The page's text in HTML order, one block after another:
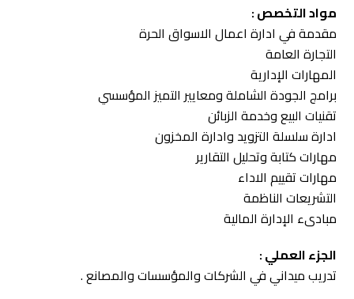
مواد التخصص :
مقدمة في ادارة اعمال الاسواق الحرة
التجارة العامة
المهارات الإدارية
برامج الجودة الشاملة ومعايير التميز المؤسسي
تقنيات البيع وخدمة الزبائن
ادارة سلسلة التزويد وادارة المخزون
مهارات كتابة وتحليل التقارير
مهارات تقييم الاداء
التشريعات الناظمة
مبادىء الإدارة المالية
الجزء العملي :
تدريب ميداني في الشركات والمؤسسات والمصانع .